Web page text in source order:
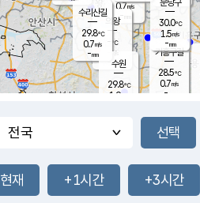
0.7m/s
- mm
-mm
27.5
℃
30.2℃
0.3m/s
-mm
의왕
- ℃
m/s
mm
-mm
기흥구갈
28.5℃
0.7m/s
-
수리산길
29.8℃
0.7m/s
-mm
분당구
30.0℃
1.5m/s
-mm
수원
29.8℃
1.9m/s
현재 +1시간 +3시간